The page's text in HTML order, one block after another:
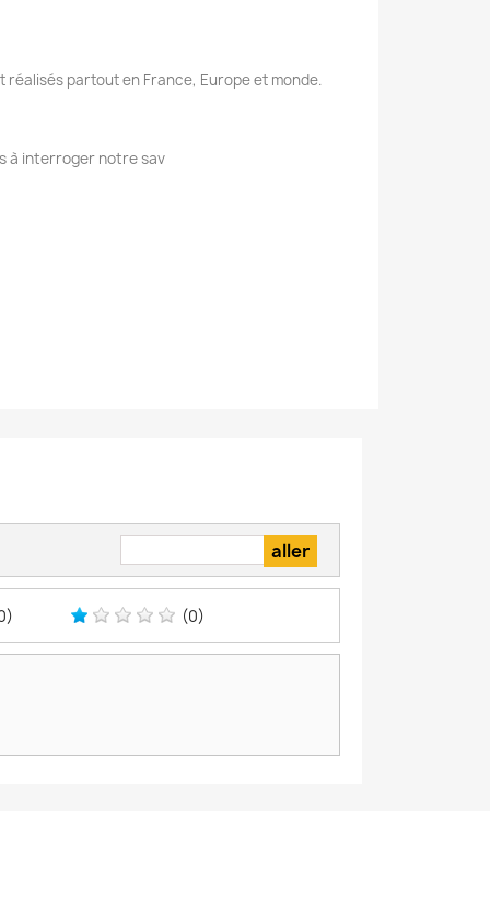
partout en France, Europe et monde.
à interroger notre sav
(0)